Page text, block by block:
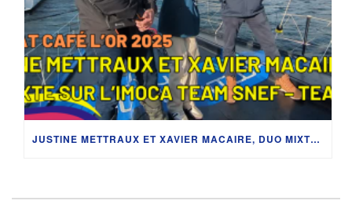
JUSTINE METTRAUX ET XAVIER MACAIRE, DUO MIXTE SUR L’IMOCA TEAM SNEF – TEAMWORK | TRANSAT CAFÉ L’OR 2025